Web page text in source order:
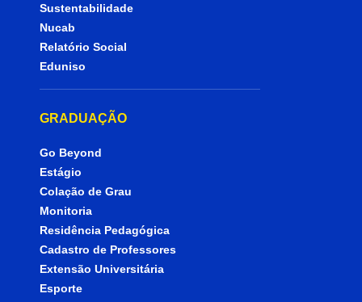
Sustentabilidade
Nucab
Relatório Social
Eduniso
GRADUAÇÃO
Go Beyond
Estágio
Colação de Grau
Monitoria
Residência Pedagógica
Cadastro de Professores
Extensão Universitária
Esporte